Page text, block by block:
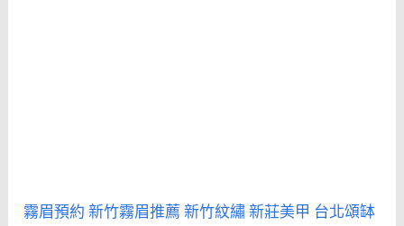
霧眉預約新竹霧眉推薦新竹紋繡新莊美甲 台北頌缽